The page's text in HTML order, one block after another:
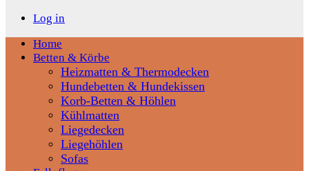
Log in
Home
Betten & Körbe
Heizmatten & Thermodecken
Hundebetten & Hundekissen
Korb-Betten & Höhlen
Kühlmatten
Liegedecken
Liegehöhlen
Sofas